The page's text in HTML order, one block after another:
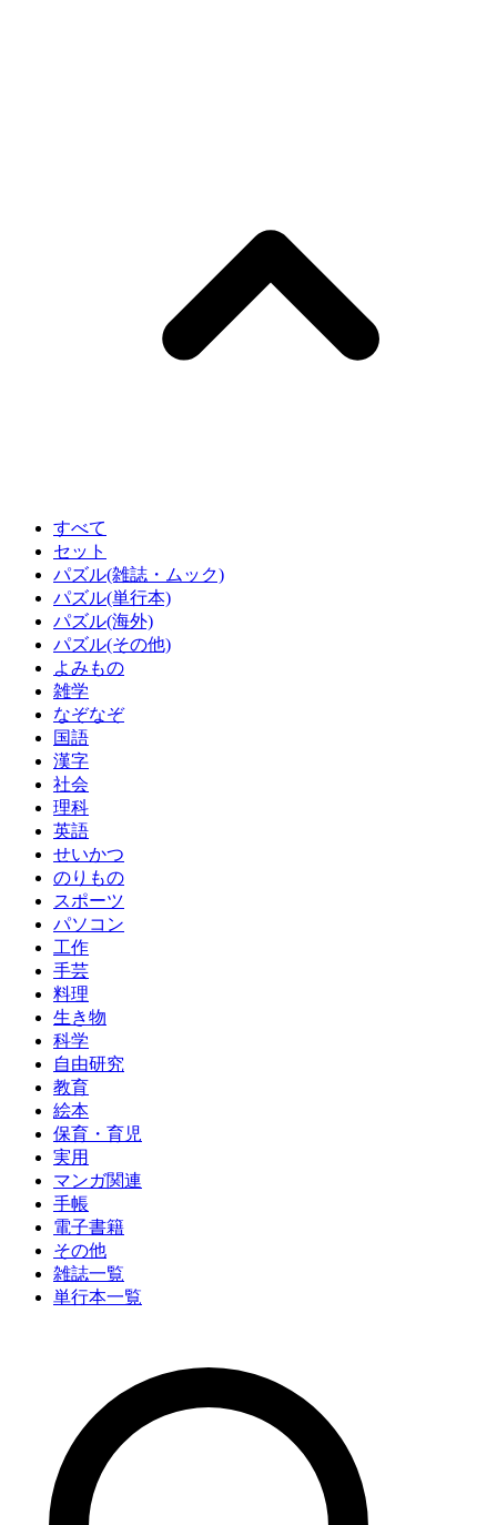
すべて
セット
パズル(雑誌・ムック)
パズル(単行本)
パズル(海外)
パズル(その他)
よみもの
雑学
なぞなぞ
国語
漢字
社会
理科
英語
せいかつ
のりもの
スポーツ
パソコン
工作
手芸
料理
生き物
科学
自由研究
教育
絵本
保育・育児
実用
マンガ関連
手帳
電子書籍
その他
雑誌一覧
単行本一覧